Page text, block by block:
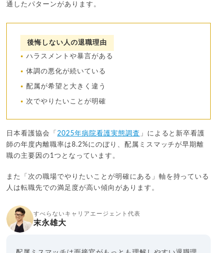
通したパターンがあります。
後悔しない人の退職理由
ハラスメントや暴言がある
体調の悪化が続いている
配属が希望と大きく違う
次でやりたいことが明確
日本看護協会「2025年病院看護実態調査 」によると新卒看護
師の年度内離職率は8.2%にのぼり、配属ミスマッチが早期離
職の主要因の1つとなっています。
また「次の職場でやりたいことが明確にある」軸を持っている
人は転職先での満足度が高い傾向があります。
すべらないキャリアエージェント代表
末永雄大